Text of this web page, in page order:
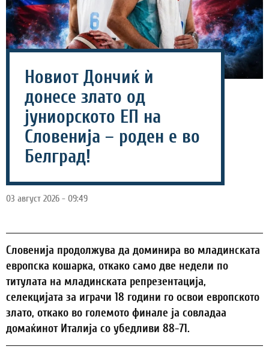
Новиот Дончиќ ѝ
донесе злато од
јуниорското ЕП на
Словенија – роден е во
Белград!
03 август 2026 - 09:49
Словенија продолжува да доминира во младинската
европска кошарка, откако само две недели по
титулата на младинската репрезентација,
селекцијата за играчи 18 години го освои европското
злато, откако во големото финале ја совладаа
домаќинот Италија со убедливи 88-71.